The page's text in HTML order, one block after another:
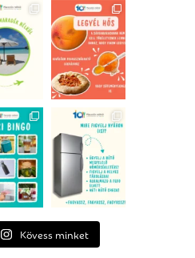
Kövess minket